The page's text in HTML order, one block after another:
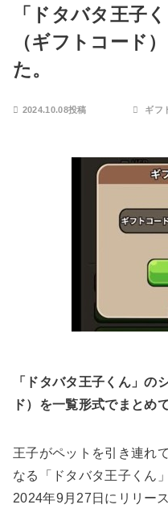
「ドタバタ王子
（ギフトコード
た。
2024.10.08投稿 ギフ
「ドタバタ王子くん」の
ド）を一覧形式でまとめ
王子がペットを引き連れ
なる「ドタバタ王子くん」
2024年9月27日にリリー